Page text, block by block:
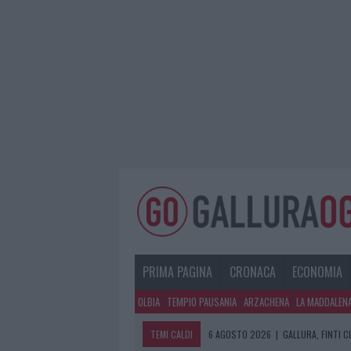
PRIMA PAGINA CRONACA ECONOMIA
OLBIA TEMPIO PAUSANIA ARZACHENA LA
TEMI CALDI 6 AGOSTO 2026 | GALLURA, FINTI